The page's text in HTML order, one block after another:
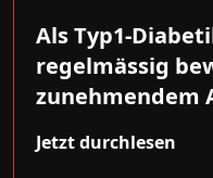
Als Typ1-
regelmässig
zunehmendem
Jetzt durchlesen